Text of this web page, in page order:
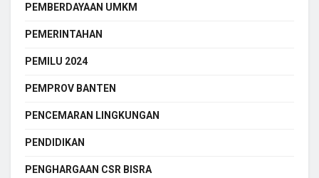
PEMBERDAYAAN UMKM
PEMERINTAHAN
PEMILU 2024
PEMPROV BANTEN
PENCEMARAN LINGKUNGAN
PENDIDIKAN
PENGHARGAAN CSR BISRA